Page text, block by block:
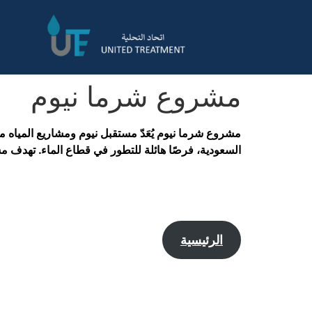
مشروع شرما نيوم
مشروع شرما نيوم يُعَدّ مستقبل نيوم ومشاريع المياه
السعودية، فرصًا هائلة للتطور في قطاع الماء. تهدف
الرئيسية